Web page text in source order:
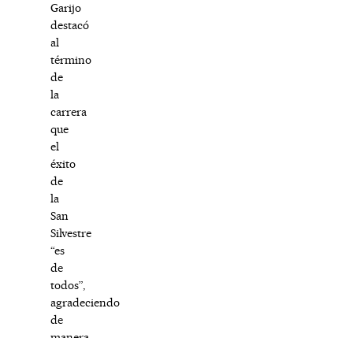
Garijo
destacó
al
término
de
la
carrera
que
el
éxito
de
la
San
Silvestre
“es
de
todos”,
agradeciendo
de